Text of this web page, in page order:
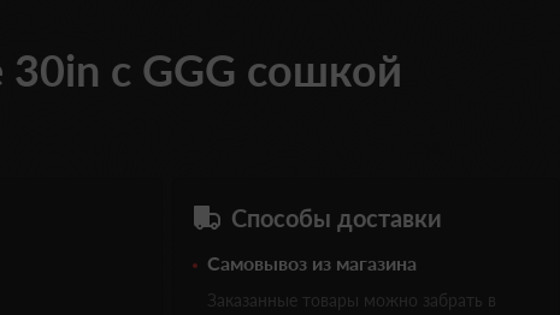
с GGG сошкой
Способы доставки
Самовывоз из магазина
Заказанные товары можно забрать в